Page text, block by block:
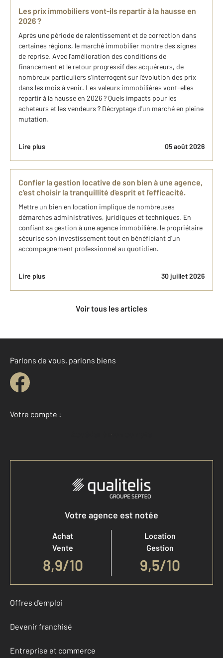
Les prix immobiliers vont-ils repartir à la hausse en
2026 ?
Après une période de ralentissement et de correction dans
certaines régions, le marché immobilier montre des signes
de reprise. Avec l'amélioration des conditions de
financement et le retour progressif des acquéreurs, de
nombreux particuliers s'interrogent sur l'évolution des prix
dans les mois à venir. Les valeurs immobilières vont-elles
repartir à la hausse en 2026 ? Quels impacts pour les
acheteurs et les vendeurs ? Décryptage d'un marché en pleine
mutation.
Lire plus 05 août 2026
Confier la gestion locative de son bien à une agence,
c'est choisir la tranquillité d'esprit et l'efficacité.
Mettre un bien en location implique de nombreuses
démarches administratives, juridiques et techniques. En
confiant sa gestion à une agence immobilière, le propriétaire
sécurise son investissement tout en bénéficiant d'un
accompagnement professionnel au quotidien.
Lire plus 30 juillet 2026
Voir tous les articles
Parlons de vous, parlons biens
Votre compte :
Accéder à mon compte
Votre agence est notée
Achat
Vente
8,9/10
Location
Gestion
9,5/10
Offres d'emploi
Devenir franchisé
Entreprise et commerce